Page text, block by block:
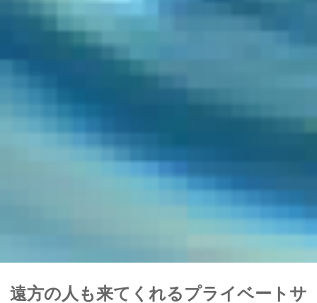
遠方の人も来てくれるプライベートサ